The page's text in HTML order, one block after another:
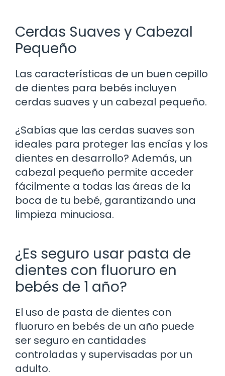
Cerdas Suaves y Cabezal
Pequeño
Las características de un buen cepillo
de dientes para bebés incluyen
cerdas suaves y un cabezal pequeño.
¿Sabías que las cerdas suaves son
ideales para proteger las encías y los
dientes en desarrollo? Además, un
cabezal pequeño permite acceder
fácilmente a todas las áreas de la
boca de tu bebé, garantizando una
limpieza minuciosa.
¿Es seguro usar pasta de
dientes con fluoruro en
bebés de 1 año?
El uso de pasta de dientes con
fluoruro en bebés de un año puede
ser seguro en cantidades
controladas y supervisadas por un
adulto.